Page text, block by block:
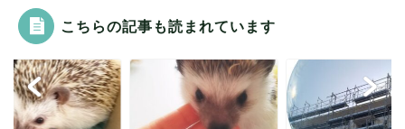
こちらの記事も読まれています